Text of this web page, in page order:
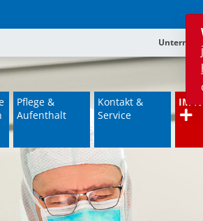
Pflege &
Aufenthalt
Kontakt &
Service
IM